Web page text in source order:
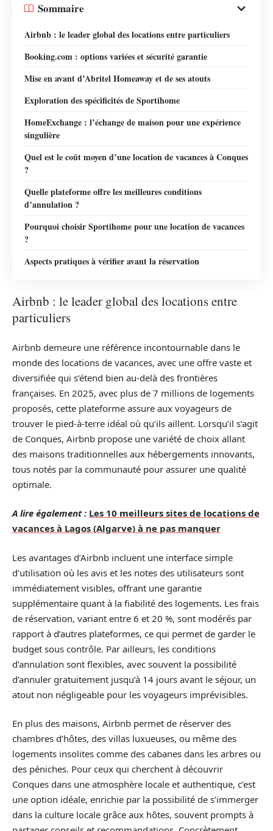
Sommaire
Airbnb : le leader global des locations entre particuliers
Booking.com : options variées et sécurité garantie
Mise en avant d’Abritel Homeaway et de ses atouts
Exploration des spécificités de Sportihome
HomeExchange : l’échange de maison pour une expérience
singulière
Quel est le coût moyen d’une location de vacances à Conques
?
Quelle plateforme offre les meilleures conditions
d’annulation ?
Pourquoi choisir Sportihome pour une location de vacances
?
Aspects pratiques à vérifier avant la réservation
Airbnb : le leader global des locations entre
particuliers
Airbnb demeure une référence incontournable dans le
monde des locations de vacances, avec une offre vaste et
diversifiée qui s’étend bien au-delà des frontières
françaises. En 2025, avec plus de 7 millions de logements
proposés, cette plateforme assure aux voyageurs de
trouver le pied-à-terre idéal où qu’ils aillent. Lorsqu’il s’agit
de Conques, Airbnb propose une variété de choix allant
des maisons traditionnelles aux hébergements innovants,
tous notés par la communauté pour assurer une qualité
optimale.
A lire également : Les 10 meilleurs sites de locations de
vacances à Lagos (Algarve) à ne pas manquer
Les avantages d’Airbnb incluent une interface simple
d’utilisation où les avis et les notes des utilisateurs sont
immédiatement visibles, offrant une garantie
supplémentaire quant à la fiabilité des logements. Les frais
de réservation, variant entre 6 et 20 %, sont modérés par
rapport à d’autres plateformes, ce qui permet de garder le
budget sous contrôle. Par ailleurs, les conditions
d’annulation sont flexibles, avec souvent la possibilité
d’annuler gratuitement jusqu’à 14 jours avant le séjour, un
atout non négligeable pour les voyageurs imprévisibles.
En plus des maisons, Airbnb permet de réserver des
chambres d’hôtes, des villas luxueuses, ou même des
logements insolites comme des cabanes dans les arbres ou
des péniches. Pour ceux qui cherchent à découvrir
Conques dans une atmosphère locale et authentique, c’est
une option idéale, enrichie par la possibilité de s’immerger
dans la culture locale grâce aux hôtes, souvent prompts à